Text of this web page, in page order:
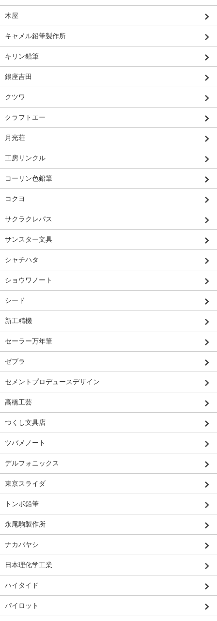
木屋
キャメル鉛筆製作所
キリン鉛筆
銀座吉田
クツワ
クラフトエー
月光荘
工房リンクル
コーリン色鉛筆
コクヨ
サクラクレパス
サンスター文具
シャチハタ
ショウワノート
シード
新工精機
セーラー万年筆
ゼブラ
セメントプロデュースデザイン
高橋工芸
つくし文具店
ツバメノート
デルフォニックス
東京スライダ
トンボ鉛筆
永尾駒製作所
ナカバヤシ
日本理化学工業
ハイタイド
パイロット